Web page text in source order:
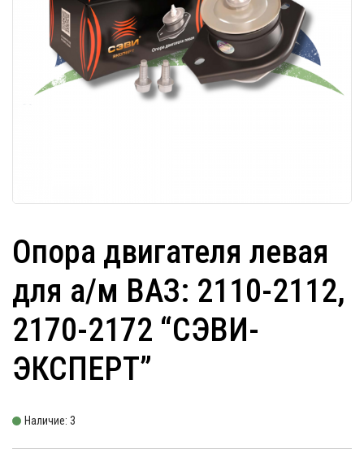
Опора двигателя левая
для а/м ВАЗ: 2110-2112,
2170-2172 “СЭВИ-
ЭКСПЕРТ”
Наличие: 3